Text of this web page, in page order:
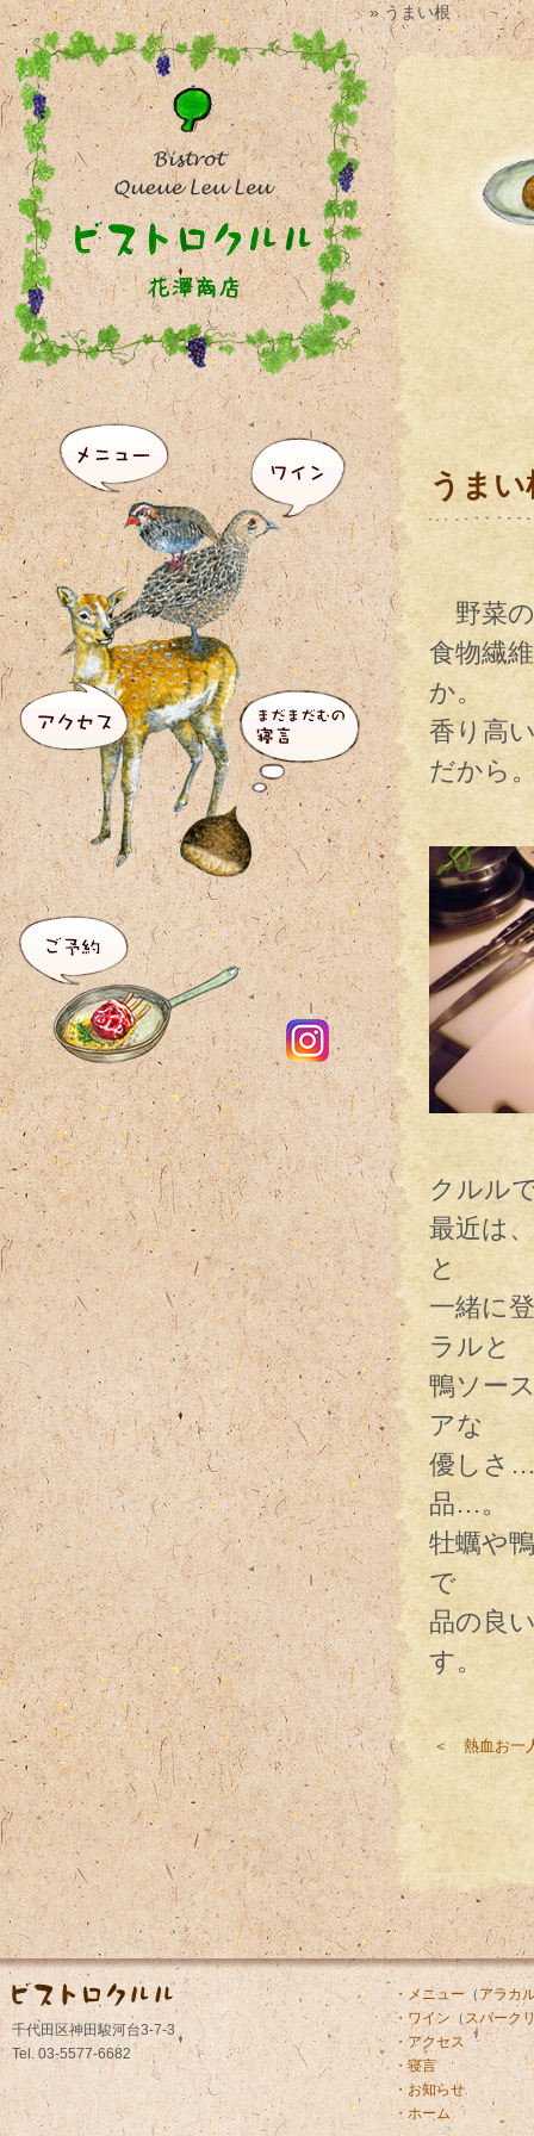
» うまい根
うまい
野菜の
食物繊
か。
香り高
だから
威風
クルル
最近は
と
一緒に
ラルと
鴨ソー
アな
優しさ…
品…。
牡蠣や
で
品の良
す。
＜ 熱血お一
千代田区神田駿河台3-7-3
Tel. 03-5577-6682
・メニュー（ アラカ
・ワイン （スパーク
・アクセス
・寝言
・お知らせ
・ホーム